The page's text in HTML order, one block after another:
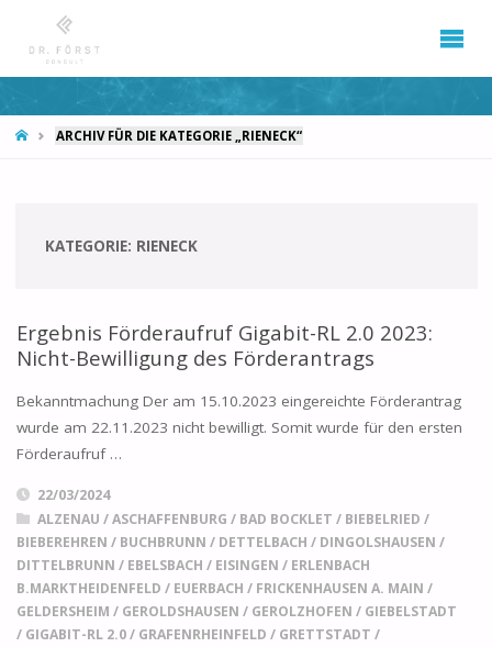
STARTARCHIV FÜR DIE KATEGORIE „RIENECK“
KATEGORIE: RIENECK
Ergebnis Förderaufruf Gigabit-RL 2.0 2023:
Nicht-Bewilligung des Förderantrags
Bekanntmachung Der am 15.10.2023 eingereichte Förderantrag
wurde am 22.11.2023 nicht bewilligt. Somit wurde für den ersten
Förderaufruf …
22/03/2024
ALZENAU /ASCHAFFENBURG / BAD BOCKLET / BIEBELRIED /
BIEBEREHREN / BUCHBRUNN / DETTELBACH / DINGOLSHAUSEN /
DITTELBRUNN / EBELSBACH / EISINGEN / ERLENBACH
B.MARKTHEIDENFELD / EUERBACH / FRICKENHAUSEN A. MAIN /
GELDERSHEIM / GEROLDSHAUSEN / GEROLZHOFEN / GIEBELSTADT
/ GIGABIT-RL 2.0/ GRAFENRHEINFELD / GRETTSTADT /